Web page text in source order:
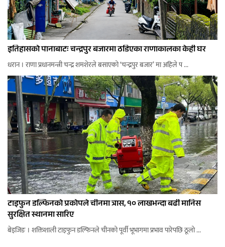
इतिहासको पानाबाटः चन्द्रपुर बजारमा ठडिएका राणाकालका केही घर
धरान । राणा प्रधानमन्त्री चन्द्र शमशेरले बसाएको ‘चन्द्रपुर बजार’ मा अहिले प ...
टाइफुन डल्फिनको प्रकोपले चीनमा त्रास, १० लाखभन्दा बढी मानिस
सुरक्षित स्थानमा सारिए
बेइजिङ । शक्तिशाली टाइफुन डल्फिनले चीनको पूर्वी भूभागमा प्रभाव पारेपछि ठूलो ...